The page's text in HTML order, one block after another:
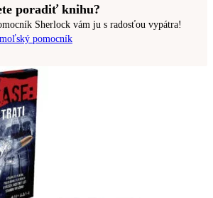
poradiť knihu?
Sherlock vám ju s radosťou vypátra!
pomocník